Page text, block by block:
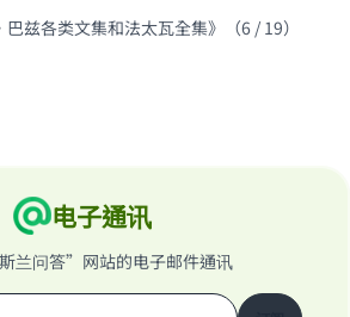
兹各类文集和法太瓦全集》（6 / 19）
电子通讯
兰问答”网站的电子邮件通讯